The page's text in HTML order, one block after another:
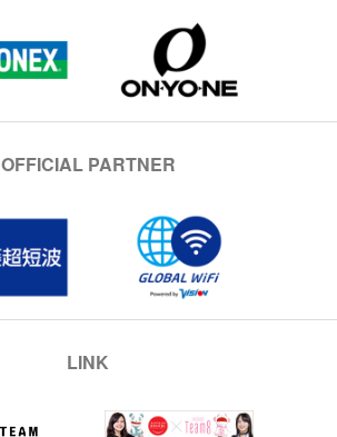
OFFICIAL PARTNER
LINK